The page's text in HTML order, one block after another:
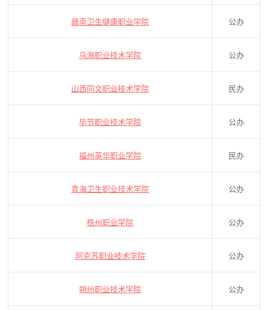
赣南卫生健康职业学院 公办
乌海职业技术学院 公办
山西同文职业技术学院 民办
毕节职业技术学院 公办
福州英华职业学院 民办
青海卫生职业技术学院 公办
梧州职业学院 公办
阿克苏职业技术学院 公办
朔州职业技术学院 公办